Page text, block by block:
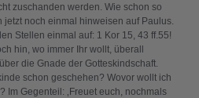
zuschanden werden. Wie schon so
jetzt noch einmal hinweisen auf Paulus.
Stellen einmal auf: 1 Kor 15, 43 ff.55!
hin, wo immer Ihr wollt, überall
die Gnade der Gotteskindschaft.
schon geschehen? Wovor wollt ich
Im Gegenteil: ‚Freuet euch, nochmals